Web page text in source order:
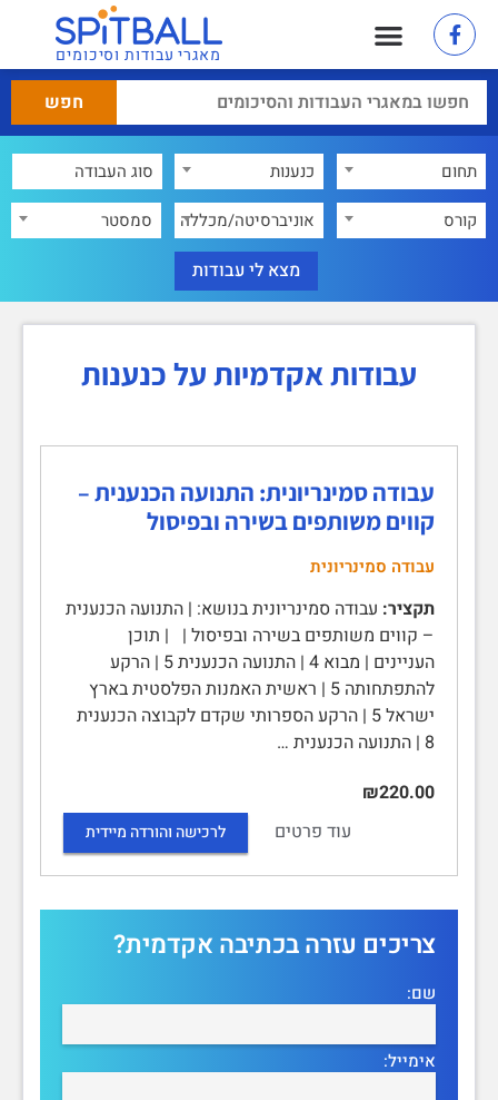
מאגרי עבודות וסיכומים
תחום
כנענות
קורס
אוניברסיטה/מכללה סמסטר
עבודות אקדמיות על כנענות
עבודה סמינריונית: התנועה הכנענית –
קווים משותפים בשירה ובפיסול
עבודה סמינריונית
תקציר: עבודה סמינריונית בנושא: | התנועה הכנענית
– קווים משותפים בשירה ובפיסול | | תוכן
העניינים | מבוא 4 | התנועה הכנענית 5 | הרקע
להתפתחותה 5 | ראשית האמנות הפלסטית בארץ
ישראל 5 | הרקע הספרותי שקדם לקבוצה הכנענית
8 | התנועה הכנענית …
₪220.00
עוד פרטים
לרכישה והורדה מיידית
צריכים עזרה בכתיבה אקדמית?
שם:
אימייל: